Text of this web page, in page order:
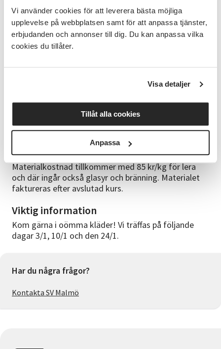
Vi använder cookies för att leverera bästa möjliga
upplevelse på webbplatsen samt för att anpassa tjänster,
erbjudanden och annonser till dig. Du kan anpassa vilka
cookies du tillåter.
Visa detaljer
Tillåt alla cookies
Anpassa
sortiment av Cebex glasyrer.
Förkunskaper
Inga förkunskaper behövs för komma till vår kurs.
Jessica är keramiker med lång erfarenhet att hålla
Studieförbundet Vuxenskolan i 20 år och är utbildad
på Östra Greviefolkhögskola och Konstfack i
Stockholm.
Kursmaterial
Materialkostnad tillkommer med 85 kr/kg för lera
och där ingår också glasyr och bränning. Materialet
faktureras efter avslutad kurs.
Viktig information
Kom gärna i oömma kläder! Vi träffas på följande
dagar 3/1, 10/1 och den 24/1.
Har du några frågor?
Kontakta SV Malmö